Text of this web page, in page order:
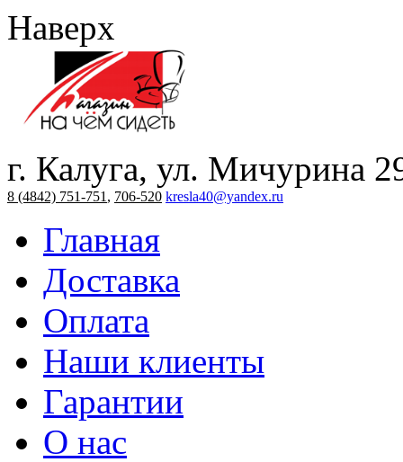
Наверх
г. Калуга, ул. Мичурина
8 (4842) 751-751 , 706-520 kresla40@yandex.ru
Главная
Доставка
Оплата
Наши клиенты
Гарантии
О нас